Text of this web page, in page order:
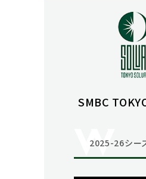
SMBC
2025-26シー